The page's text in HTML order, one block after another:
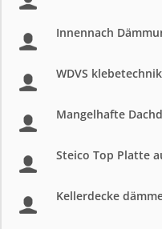
Innennach
WDVS
Mangelhafte
Steico Top Platte
Kellerdecke